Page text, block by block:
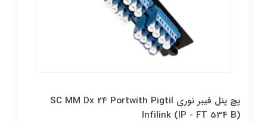
پچ پنل فيبر نوري SC MM Dx 24 Portwith Pigtil
Infilink (IP - FT 534 B)